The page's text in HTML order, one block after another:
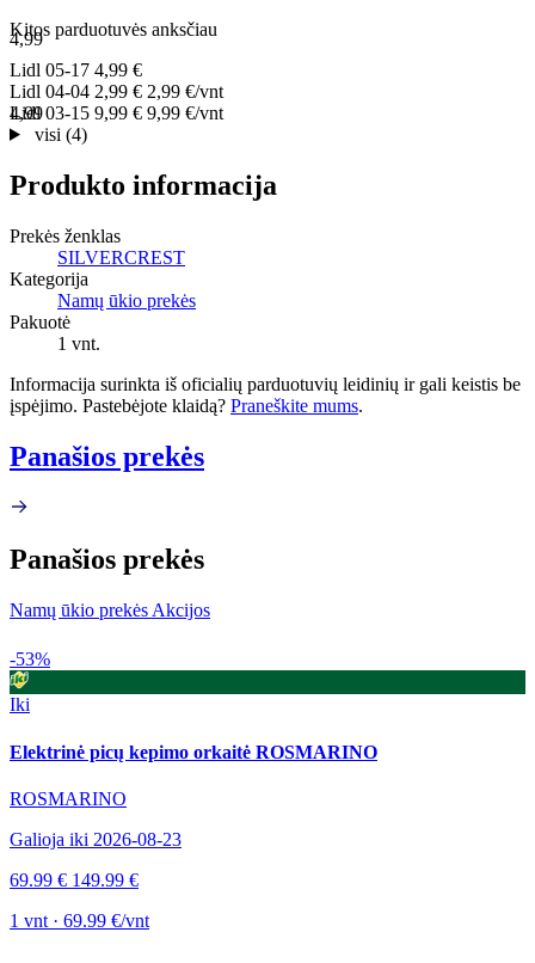
4,99
4,99
Kitos parduotuvės anksčiau
Lidl 05-17 4,99 €
Lidl 04-04 2,99 € 2,99 €/vnt
Lidl03-15 9,99 € 9,99 €/vnt
visi (4)
Produkto informacija
Prekės ženklas
SILVERCREST
Kategorija
Namų ūkio prekės
Pakuotė
1 vnt.
Informacija surinkta iš oficialių parduotuvių leidinių ir gali keistis be
įspėjimo. Pastebėjote klaidą? Praneškite mums.
Panašios prekės
Panašios prekės
Namų ūkio prekės Akcijos
-53%
Iki
Elektrinė picų kepimo orkaitė ROSMARINO
ROSMARINO
Galioja iki 2026-08-23
69.99 € 149.99 €
1 vnt · 69.99 €/vnt